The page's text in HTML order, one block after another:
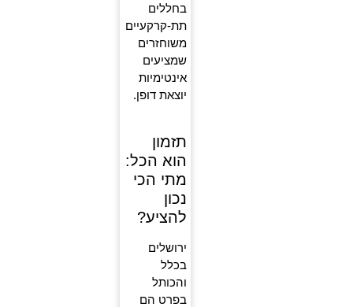
בחללים
תת-קרקעיים
משוחזרים
שמציעים
אינטימיות
יוצאת דופן.
תזמון
הוא הכל:
מתי הכי
נכון
להציע?
ירושלים
בכלל
והכותל
בפרט הם